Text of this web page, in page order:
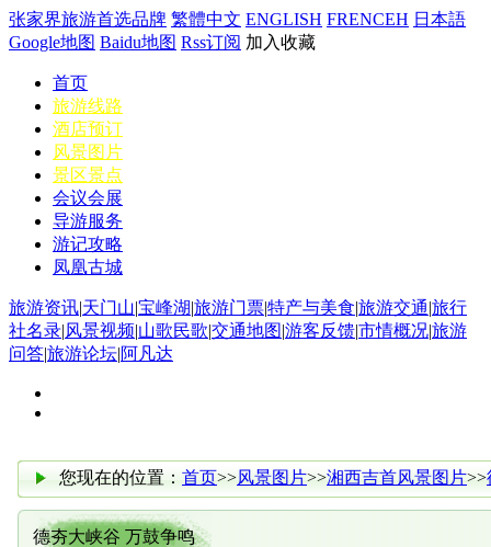
张家界旅游首选品牌 繁體中文 ENGLISH FRENCEH 日本語
Google地图 Baidu地图 Rss订阅 加入收藏
首页
旅游线路
酒店预订
风景图片
景区景点
会议会展
导游服务
游记攻略
凤凰古城
旅游资讯|天门山|宝峰湖|旅游门票|特产与美食|旅游交通|旅行
社名录|风景视频|山歌民歌|交通地图|游客反馈|市情概况|旅游
问答|旅游论坛|阿凡达
您现在的位置： 首页>>风景图片>>湘西吉首风景图片>>
德夯大峡谷 万鼓争鸣